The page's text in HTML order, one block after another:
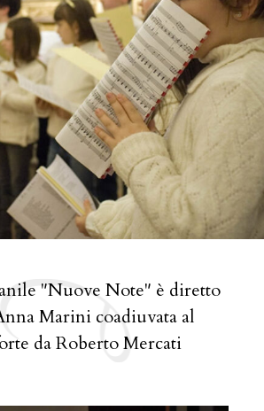
"Nuove Note" è diretto
Marini coadiuvata al
da Roberto Mercati